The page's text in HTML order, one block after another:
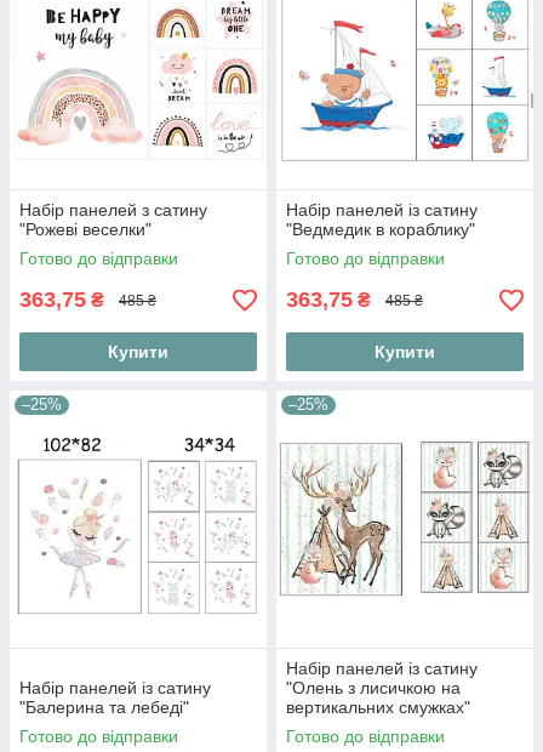
Набір панелей з сатину
"Рожеві веселки"
Готово до відправки
363,75 ₴ 485 ₴
Купити
Набір панелей із сатину
"Ведмедик в кораблику"
Готово до відправки
363,75 ₴ 485 ₴
Купити
–25%
Набір панелей із сатину
"Балерина та лебеді"
Готово до відправки
–25%
Набір панелей із сатину
"Олень з лисичкою на
вертикальних смужках"
Готово до відправки